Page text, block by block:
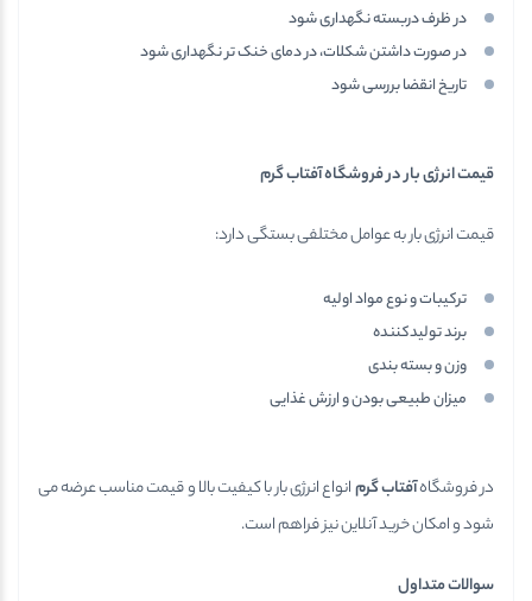
در ظرف دربسته نگهداری شود
در صورت داشتن شکلات، در دمای خنک تر نگهداری شود
تاریخ انقضا بررسی شود
قیمت انرژی بار در فروشگاه آفتاب گرم
قیمت انرژی بار به عوامل مختلفی بستگی دارد:
ترکیبات و نوع مواد اولیه
برند تولیدکننده
وزن و بسته بندی
میزان طبیعی بودن و ارزش غذایی
در فروشگاهآفتاب گرمانواع انرژی بار با کیفیت بالا و قیمت مناسب عرضه می
شود و امکان خرید آنلاین نیز فراهم است.
سوالات متداول